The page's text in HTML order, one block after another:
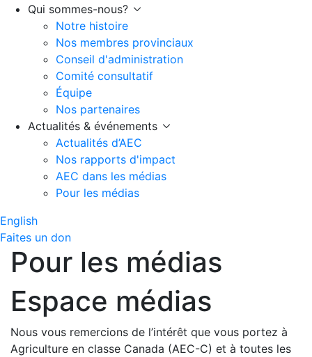
Qui sommes-nous?
Notre histoire
Nos membres provinciaux
Conseil d'administration
Comité consultatif
Équipe
Nos partenaires
Actualités & événements
Actualités d’AEC
Nos rapports d'impact
AEC dans les médias
Pour les médias
English
Faites un don
Pour les médias
Espace médias
Nous vous remercions de l’intérêt que vous portez à
Agriculture en classe Canada (AEC-C) et à toutes les